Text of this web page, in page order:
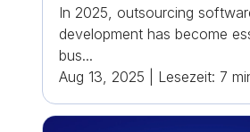
In 2025, outsourcing
development has become
bus...
Aug 13, 2025
Lesezeit: 7